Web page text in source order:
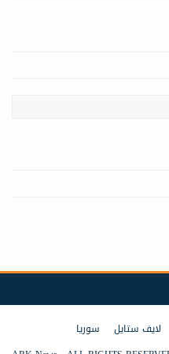
لايف ستايل
سوريا